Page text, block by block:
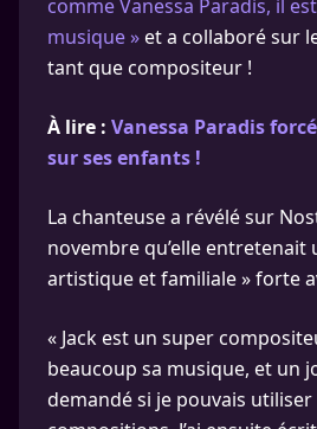
comme Vanessa Paradis, il
musique » et a collaboré sur
tant que compositeur !
À lire : Vanessa Paradis
sur ses enfants !
La chanteuse a révélé sur
novembre qu’elle entretenait
artistique et familiale » forte
« Jack est un super
beaucoup sa musique, et un
demandé si je pouvais utiliser